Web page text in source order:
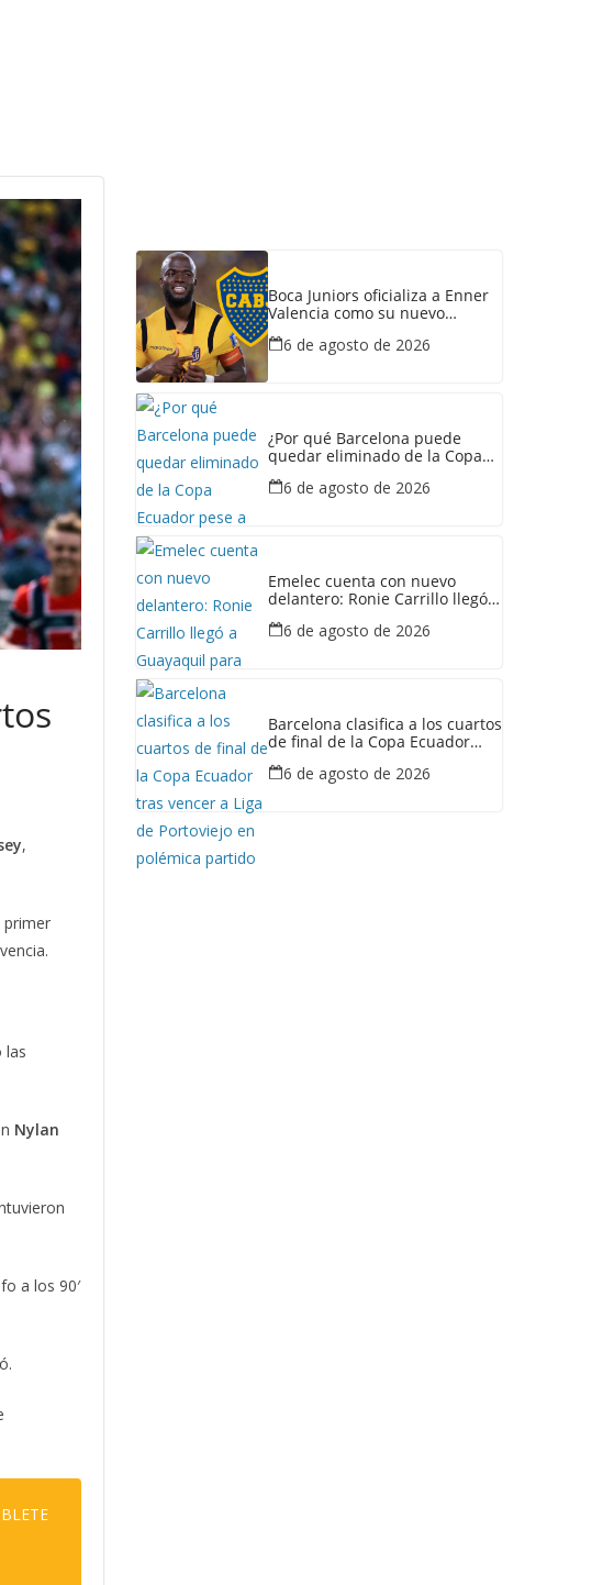
,
primer
las
Nylan
a los 90′
Boca Juniors oficializa a Enner
Valencia como su nuevo
ganaría el ecuatoriano
6 de agosto de 2026
¿Por qué Barcelona puede
quedar eliminado de la Copa
derrotado a Liga de Portoviejo?
6 de agosto de 2026
Emelec cuenta con nuevo
delantero: Ronie Carrillo llegó a
Bombillo
6 de agosto de 2026
Barcelona clasifica a los cuartos
de final de la Copa Ecuador
en polémica partido
6 de agosto de 2026